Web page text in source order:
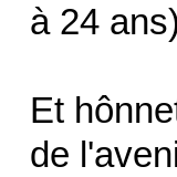
à 24
Et
de